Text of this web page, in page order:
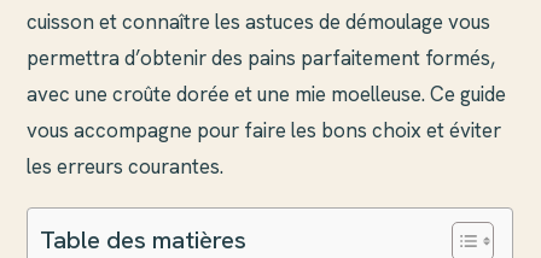
cuisson et connaître les astuces de démoulage vous
permettra d’obtenir des pains parfaitement formés,
avec une croûte dorée et une mie moelleuse. Ce guide
vous accompagne pour faire les bons choix et éviter
les erreurs courantes.
Table des matières